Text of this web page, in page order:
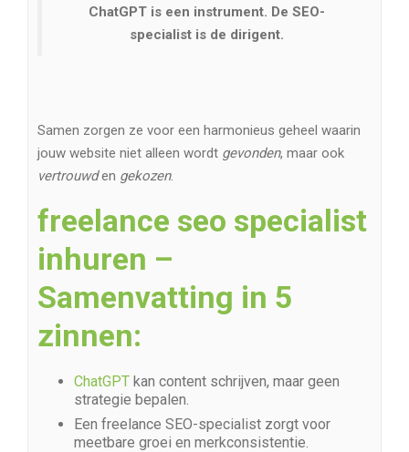
ChatGPT is een instrument. De SEO-
specialist is de dirigent.
Samen zorgen ze voor een harmonieus geheel waarin
jouw website niet alleen wordt gevonden, maar ook
vertrouwden gekozen.
freelance seo specialist
inhuren –
Samenvatting in 5
zinnen:
ChatGPT kan content schrijven, maar geen
strategie bepalen.
Een freelance SEO-specialist zorgt voor
meetbare groei en merkconsistentie.